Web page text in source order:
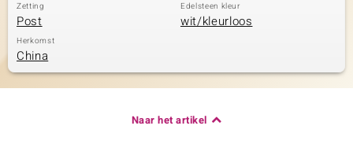
Zetting
Post
Edelsteen kleur
wit/kleurloos
Herkomst
China
Naar het artikel